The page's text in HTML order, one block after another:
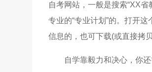
自考网站，一般是搜索“XX
专业的“专业计划”的。打开
信息的，也可下载(或直接拷
自学靠毅力和决心，你